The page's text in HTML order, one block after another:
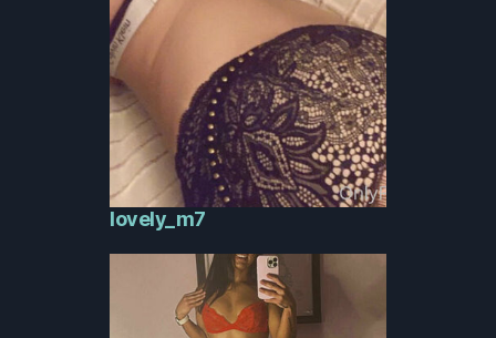
lovely_m7